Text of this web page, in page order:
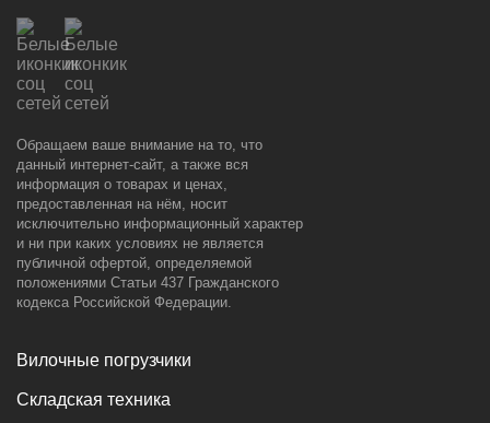
Обращаем ваше внимание на то, что
данный интернет-сайт, а также вся
информация о товарах и ценах,
предоставленная на нём, носит
исключительно информационный характер
и ни при каких условиях не является
публичной офертой, определяемой
положениями Статьи 437 Гражданского
кодекса Российской Федерации.
Вилочные погрузчики
Складская техника